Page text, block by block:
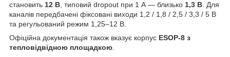
становить 12 В, типовий dropout при 1 А — близько 1,3 В. Для
каналів передбачені фіксовані виходи 1,2 / 1,8 / 2,5 / 3,3 / 5 В
та регульований режим 1,25–12 В.
Офіційна документація також вказує корпус ESOP-8 з
тепловідвідною площадкою.